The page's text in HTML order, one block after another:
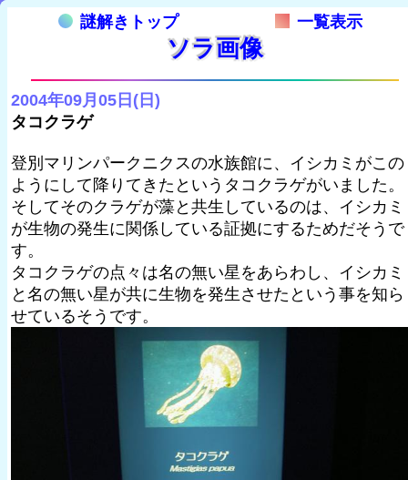
謎解きトップ 一覧表示
ソラ画像
2004年09月05日(日)
タコクラゲ
登別マリンパークニクスの水族館に、イシカミがこの
ようにして降りてきたというタコクラゲがいました。
そしてそのクラゲが藻と共生しているのは、イシカミ
が生物の発生に関係している証拠にするためだそうで
す。
タコクラゲの点々は名の無い星をあらわし、イシカミ
と名の無い星が共に生物を発生させたという事を知ら
せているそうです。